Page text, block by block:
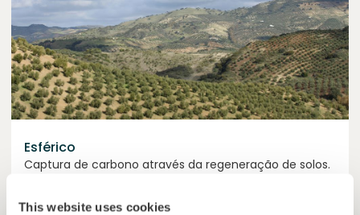
This website uses cookies
Esférico
Captura de carbono através da regeneração de solos.